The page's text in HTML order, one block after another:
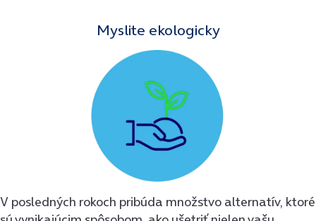
Myslite ekologicky
V posledných rokoch pribúda množstvo alternatív, ktoré